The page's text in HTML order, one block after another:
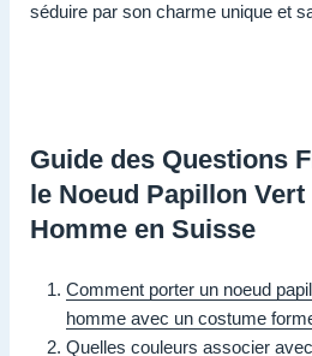
séduire par son charme unique et
Guide des Questions
le Noeud Papillon Vert
Homme en Suisse
Comment porter un noeud
homme avec un costume
Quelles couleurs associer